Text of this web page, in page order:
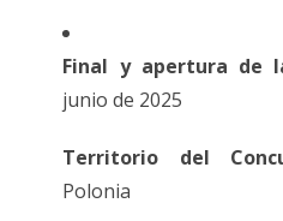
Final y apertura de
junio de 2025
Territorio del
Polonia